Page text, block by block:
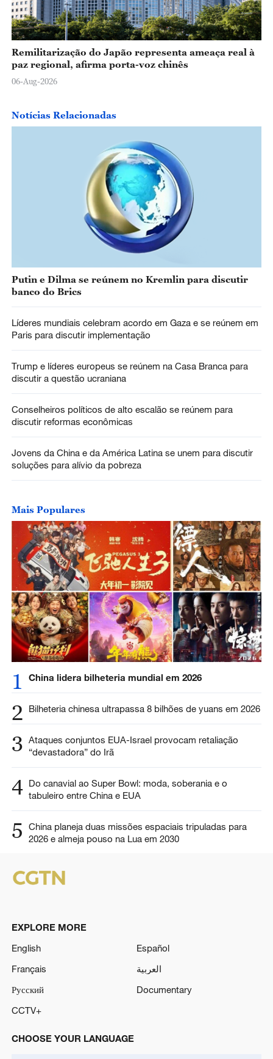
Remilitarização do Japão representa ameaça real à
paz regional, afirma porta-voz chinês
06-Aug-2026
Notícias Relacionadas
Putin e Dilma se reúnem no Kremlin para discutir
banco do Brics
Líderes mundiais celebram acordo em Gaza e se reúnem em
Paris para discutir implementação
Trump e líderes europeus se reúnem na Casa Branca para
discutir a questão ucraniana
Conselheiros políticos de alto escalão se reúnem para
discutir reformas econômicas
Jovens da China e da América Latina se unem para discutir
soluções para alívio da pobreza
Mais Populares
1 China lidera bilheteria mundial em 2026
2 Bilheteria chinesa ultrapassa 8 bilhões de yuans em 2026
3 Ataques conjuntos EUA-Israel provocam retaliação
“devastadora” do Irã
4 Do canavial ao Super Bowl: moda, soberania e o
tabuleiro entre China e EUA
5
China planeja duas missões espaciais tripuladas para
2026 e almeja pouso na Lua em 2030
EXPLORE MORE
English
Español
Français
العربية
Русский
Documentary
CCTV+
CHOOSE YOUR LANGUAGE